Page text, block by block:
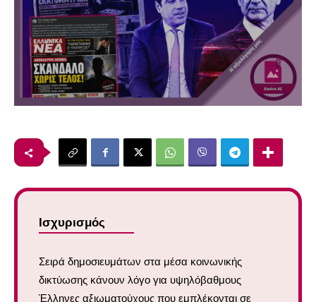
Ισχυρισμός
Σειρά δημοσιευμάτων στα μέσα κοινωνικής
δικτύωσης κάνουν λόγο για υψηλόβαθμους
Έλληνες αξιωματούχους που εμπλέκονται σε